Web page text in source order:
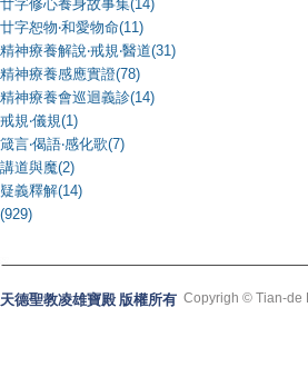
廿字修心養身故事集(14)
廿字恕物‧和愛物命(11)
精神療養解說‧戒規‧醫道(31)
精神療養感應實證(78)
精神療養會巡迴義診(14)
戒規‧儀規(1)
箴言‧偈語‧感化歌(7)
講道與魔(2)
疑義釋解(14)
(929)
天德聖教凌雄寶殿 版權所有 Copyrigh © Tian-de